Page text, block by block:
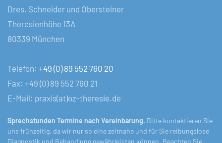
Dres. Schneider und Obersteiner
Theresienhöhe 13A
80339 München
Telefon: +49 (0) 89 552 760 20
Fax: +49 (0) 89 552 760 21
E-Mail: praxis(at)oz-theresie.de
Sprechstunden Termine nach Vereinbarung. Bitte kontaktieren Sie
uns frühzeitig, da wir nur so eine zeitnahe und für Sie reibungslose